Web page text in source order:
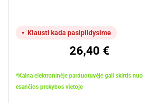
Klausti kada pasipildysime
26,40 €
*Kaina elektroninėje parduotuvėje gali skirtis nuo
esančios prekybos vietoje